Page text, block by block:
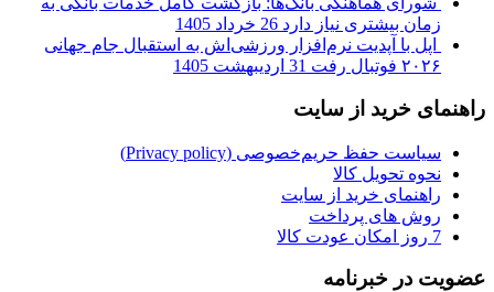
زمان بیشتری نیاز دارد 26 خرداد 1405
اپل با آپدیت نرم‌افزار ورزشی‌اش به استقبال جام جهانی
۲۰۲۶ فوتبال رفت
31 اردیبهشت 1405
راهنمای خرید از سایت
سیاست حفظ حریم‌خصوصی (Privacy policy)
نحوه تحویل کالا
راهنمای خرید از سایت
روش های پرداخت
7 روز امکان عودت کالا
عضویت در خبرنامه